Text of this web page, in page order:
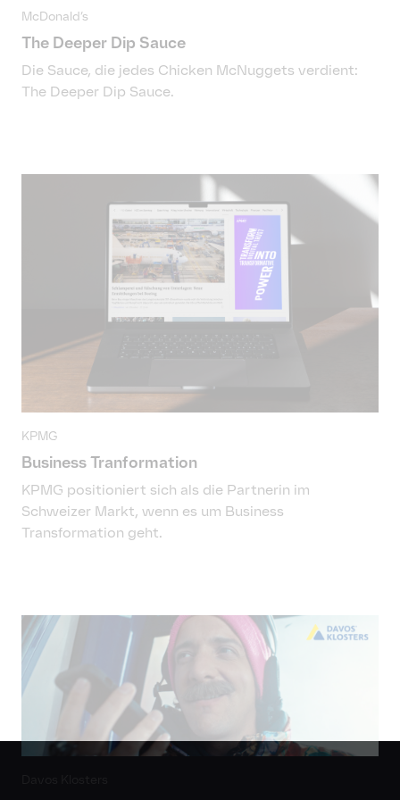
McDonald’s
The Deeper Dip Sauce
Die Sauce, die jedes Chicken McNuggets verdient:
The Deeper Dip Sauce.
KPMG
Business Tranformation
KPMG positioniert sich als die Partnerin im
Schweizer Markt, wenn es um Business
Transformation geht.